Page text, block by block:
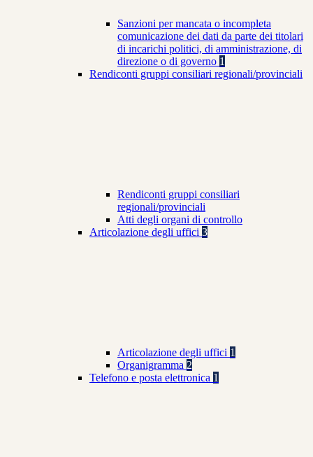
Sanzioni per mancata o incompleta
comunicazione dei dati da parte dei titolari
di incarichi politici, di amministrazione, di
direzione o di governo 1
Rendiconti gruppi consiliari regionali/provinciali
Rendiconti gruppi consiliari
regionali/provinciali
Atti degli organi di controllo
Articolazione degli uffici 3
Articolazione degli uffici 1
Organigramma 2
Telefono e posta elettronica 1